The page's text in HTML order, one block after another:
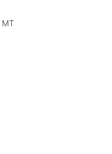
MT